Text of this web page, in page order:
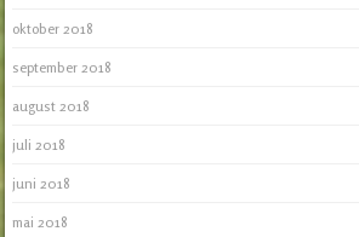
oktober 2018
september 2018
august 2018
juli 2018
juni 2018
mai 2018